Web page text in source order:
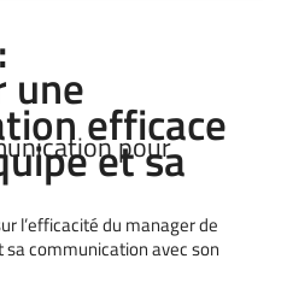
une
efficace
et sa
pour
l’efficacité du manager de
communication avec son